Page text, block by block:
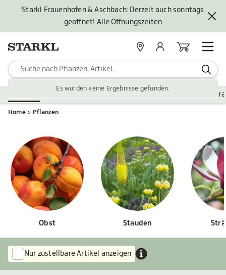
Starkl Frauenhofen & Aschbach: Derzeit auch sonntags
geöffnet! Alle Öffnungszeiten
Es wurden keine Ergebnisse gefunden.
StandorteMein KontoWarenkorb
Zubehör Gartengestaltung
Home Pflanzen
Obst Stauden
Nur zustellbare Artikel anzeigen